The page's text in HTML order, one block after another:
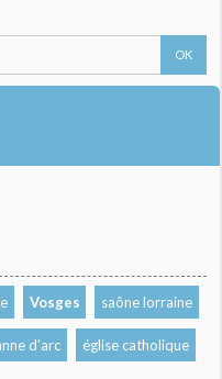
Vosges saône lorraine
d'arc église catholique